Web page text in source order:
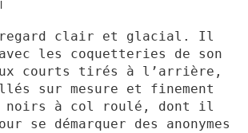
clair et glacial. Il
les coquetteries de son
courts tirés à l’arrière,
sur mesure et finement
noirs à col roulé, dont il
se démarquer des anonymes